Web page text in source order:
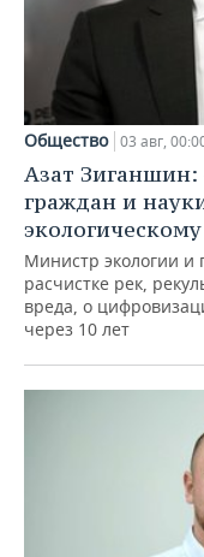
Общество 03 авг,
Азат Зиганшин:
граждан и
Министр экологии и
расчистке рек,
вреда, о
через 10 лет